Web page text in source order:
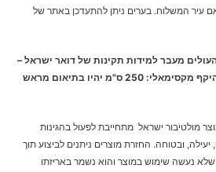
עיר המשלוח. בערים ניתן להתעדכן באתר של
מעבר למידות תקינות של דואר ישראל –
אורך מקסימאלי : 100 ס"מ, היקף מקסימאלי: 250 ס"מ יהיו בתיאום מראש
מולטיבור ישראל מתחייבת לפעול בהגינות
ובטוחה. החזרת מוצרים ניתנים לביצוע תוך
שלא נעשה שימוש במוצר והוא נשמר באריזתו